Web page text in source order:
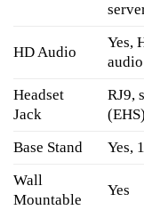
HD Audio
Yes,
audio
Headset
Jack
RJ9,
Base Stand
Yes,
Wall
Mountable
Yes